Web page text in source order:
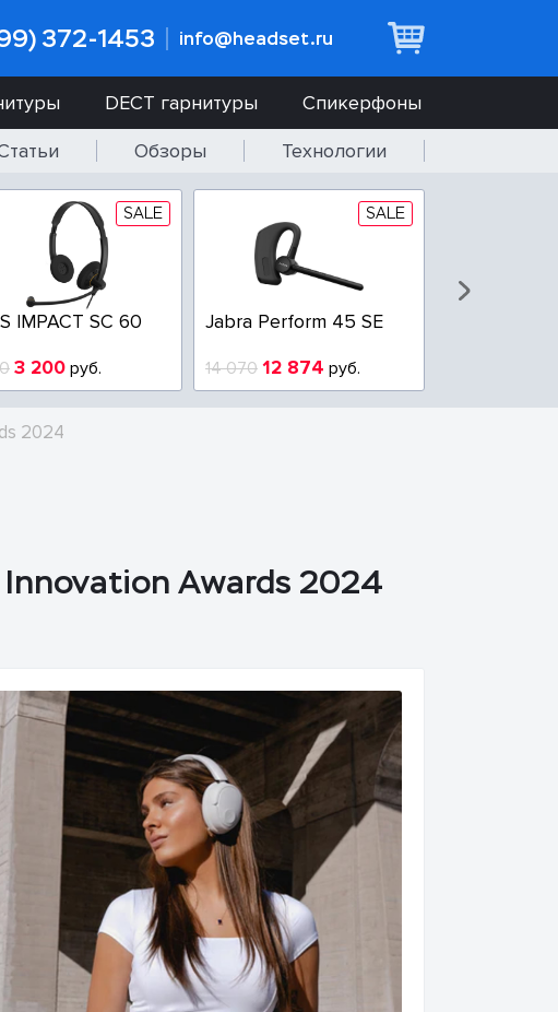
372-1453 info@headset.ru
DECT гарнитуры
Спикерфоны
Обзоры Технологии
SALE
IMPACT SC 60
3 200 руб.
SALE
Jabra Perform 45 SE
14 070 12 874 руб.
2024
Awards 2024